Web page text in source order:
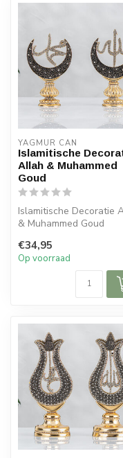
YAGMUR CAN
Islamitische
Allah & Muhammed
Goud
Islamitische Decoratie
& Muhammed Goud
€34,95
Op voorraad